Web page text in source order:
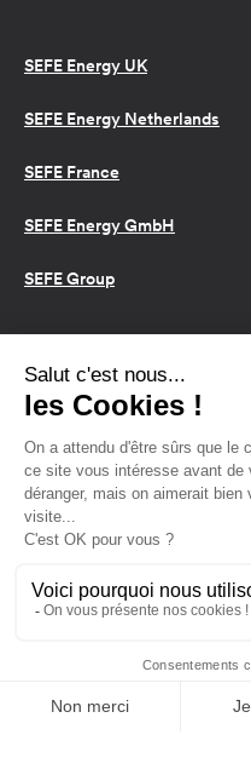
SEFE Energy UK
SEFE Energy Netherlands
SEFE France
SEFE Energy GmbH
SEFE Group
Conditions d’utilisation
Cookies
2026 SEFE Energy159 rue
Levallois-Perret, France
L'énergie est notre avenir,